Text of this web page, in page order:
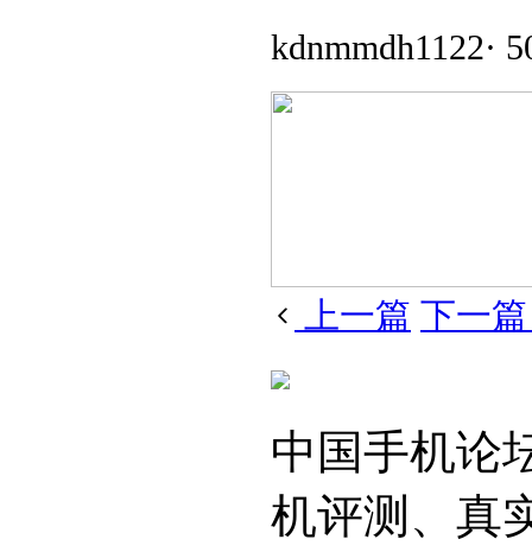
kdnmmdh1122·
上一篇 下一
中国手机论
机评测、真